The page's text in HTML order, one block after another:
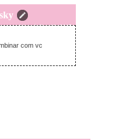
terça-feira, julho 18, 2017
com vc